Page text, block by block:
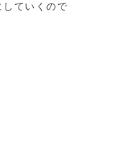
ていくので